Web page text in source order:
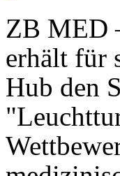
ZB MED
erhält für
Hub den